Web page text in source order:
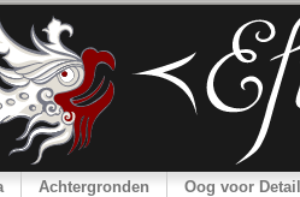
Achtergronden Oog voor Detail